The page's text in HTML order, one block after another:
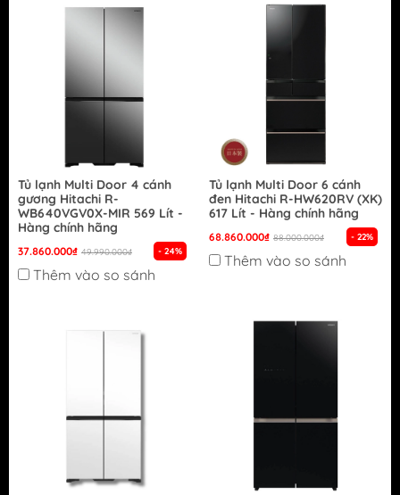
Tủ lạnh Multi Door 4 cánh
gương Hitachi R-
WB640VGV0X-MIR 569 Lít -
Hàng chính hãng
37.860.000₫ 49.990.000₫ - 24%
Thêm vào so sánh
Tủ lạnh Multi Door 6 cánh
đen Hitachi R-HW620RV (XK)
617 Lít - Hàng chính hãng
68.860.000₫ 88.000.000₫ - 22%
Thêm vào so sánh